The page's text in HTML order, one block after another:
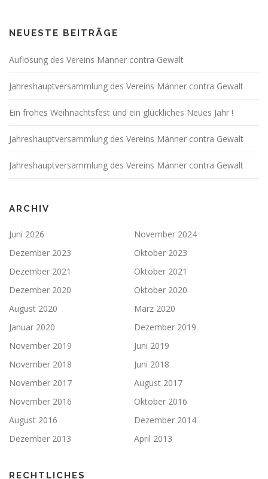
NEUESTE BEITRÄGE
Auflösung des Vereins Männer contra Gewalt
Jahreshauptversammlung des Vereins Männer contra Gewalt
Ein frohes Weihnachtsfest und ein glückliches Neues Jahr !
Jahreshauptversammlung des Vereins Männer contra Gewalt
Jahreshauptversammlung des Vereins Männer contra Gewalt
ARCHIV
Juni 2026
November 2024
Dezember 2023
Oktober 2023
Dezember 2021
Oktober 2021
Dezember 2020
Oktober 2020
August 2020
März 2020
Januar 2020
Dezember 2019
November 2019
Juni 2019
November 2018
Juni 2018
November 2017
August 2017
November 2016
Oktober 2016
August 2016
Dezember 2014
Dezember 2013
April 2013
RECHTLICHES